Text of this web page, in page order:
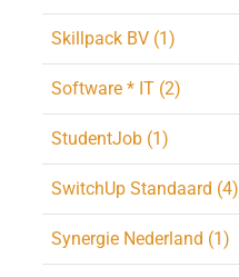
Skillpack BV (1)
Software * IT (2)
StudentJob (1)
SwitchUp Standaard (4)
Synergie Nederland (1)